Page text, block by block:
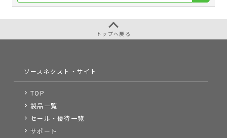
トップへ戻る
ソースネクスト・サイト
TOP
製品一覧
セール・優待一覧
サポート